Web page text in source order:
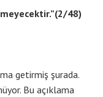
48)
getirmiş şurada.
Bu açıklama